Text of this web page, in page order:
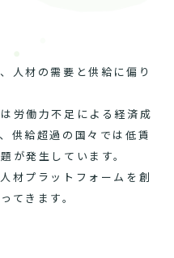
人材の需要と供給に偏り
労働力不足による経済成
供給超過の国々では低賃
が発生しています。
材プラットフォームを創
てきます。